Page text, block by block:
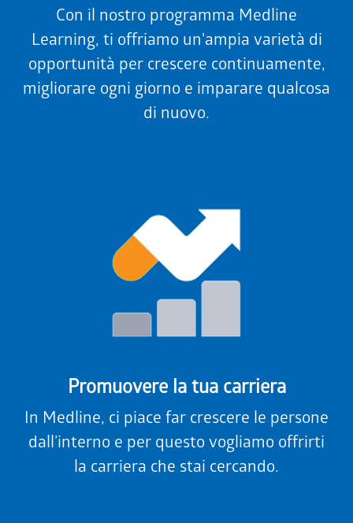
Con il nostro programma Medline
Learning, ti offriamo un'ampia varietà di
opportunità per crescere continuamente,
migliorare ogni giorno e imparare qualcosa
di nuovo.
Promuovere la tua carriera
In Medline, ci piace far crescere le persone
dall’interno e per questo vogliamo offrirti
la carriera che stai cercando.